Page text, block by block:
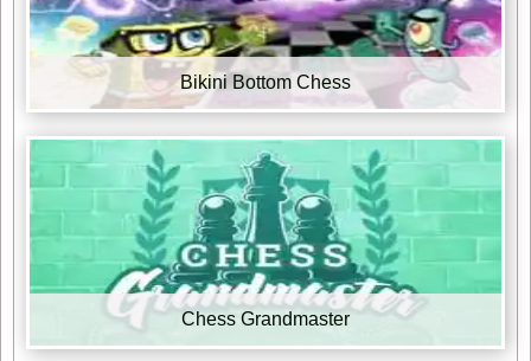
Bikini Bottom Chess
Chess Grandmaster